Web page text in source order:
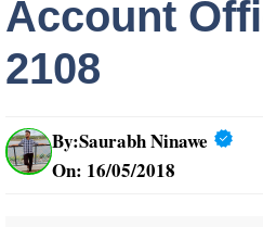
Account
2108
By:Saurabh Ninawe
On: 16/05/2018